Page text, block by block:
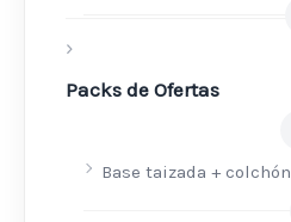
Packs de Ofertas
Base taizada + colchón